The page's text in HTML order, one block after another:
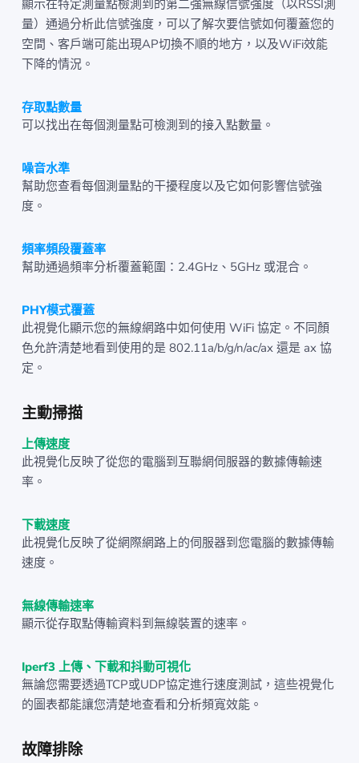
顯示在特定測量點檢測到的第二強無線信號強度（以RSSI測
量）通過分析此信號強度，可以了解次要信號如何覆蓋您的
空間、客戶端可能出現AP切換不順的地方，以及WiFi效能
下降的情況。
存取點數量
可以找出在每個測量點可檢測到的接入點數量。
噪音水準
幫助您查看每個測量點的干擾程度以及它如何影響信號強
度。
頻率頻段覆蓋率
幫助通過頻率分析覆蓋範圍：2.4GHz、5GHz 或混合。
PHY模式覆蓋
此視覺化顯示您的無線網路中如何使用 WiFi 協定。不同顏
色允許清楚地看到使用的是 802.11a/b/g/n/ac/ax 還是 ax 協
定。
主動掃描
上傳速度
此視覺化反映了從您的電腦到互聯網伺服器的數據傳輸速
率。
下載速度
此視覺化反映了從網際網路上的伺服器到您電腦的數據傳輸
速度。
無線傳輸速率
顯示從存取點傳輸資料到無線裝置的速率。
Iperf3 上傳、下載和抖動可視化
無論您需要透過TCP或UDP協定進行速度測試，這些視覺化
的圖表都能讓您清楚地查看和分析頻寬效能。
故障排除